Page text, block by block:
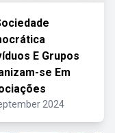
E Grupos
se Em
2024